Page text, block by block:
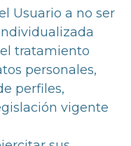
Usuario a no ser
tratamiento
personales,
perfiles,
vigente